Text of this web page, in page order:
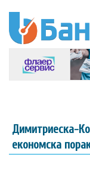
Димитриеска-
економска